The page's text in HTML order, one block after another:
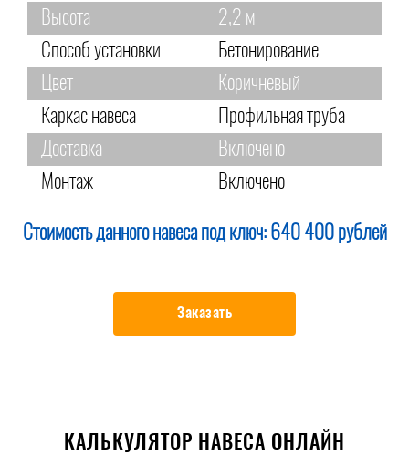
Высота
2,2 м
Способ установки
Бетонирование
Цвет
Коричневый
Каркас навеса
Профильная труба
Доставка
Включено
Монтаж
Включено
Стоимость данного навеса под ключ: 640 400 рублей
Заказать
КАЛЬКУЛЯТОР НАВЕСА ОНЛАЙН